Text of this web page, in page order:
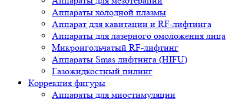
Аппараты холодной плазмы
Аппарат для кавитации и RF-лифтинга
Аппараты для лазерного омоложения лица
Микроигольчатый RF-лифтинг
Аппараты Smas лифтинга (HIFU)
Газожидкостный пилинг
Коррекция фигуры
Аппараты для миостимуляции